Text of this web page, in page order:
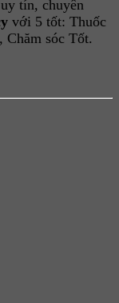
tín, chuyên
với 5 tốt: Thuốc
sóc Tốt.